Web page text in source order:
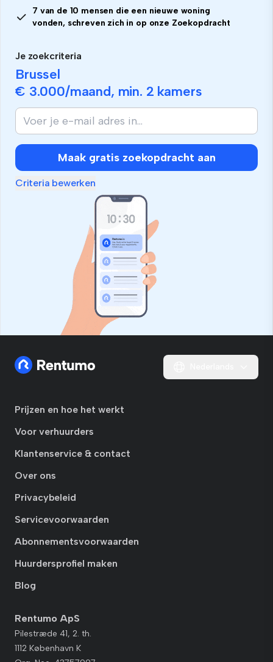
7 van de 10 mensen die een nieuwe woning
vonden, schreven zich in op onze Zoekopdracht
Je zoekcriteria
Brussel
€ 3.000/maand, min. 2 kamers
Maak gratis zoekopdracht aan
Criteria bewerken
Prijzen en hoe het werkt
Voor verhuurders
Klantenservice & contact
Over ons
Privacybeleid
Servicevoorwaarden
Abonnementsvoorwaarden
Huurdersprofiel maken
Blog
Rentumo ApS
Pilestræde 41, 2. th.
1112 København K